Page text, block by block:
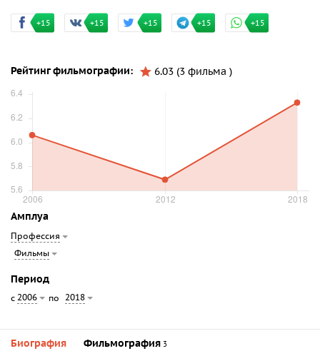
+15 +15 +15 +15 +15
Рейтинг фильмографии: 6.03 (3 фильма )
Амплуа
Профессия
Фильмы
Период
с 2006 по 2018
Биография Фильмография 3